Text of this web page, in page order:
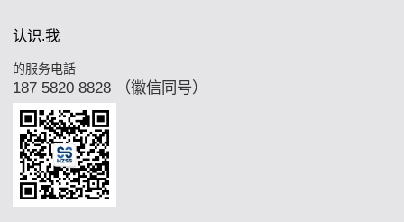
认识.我
的服务电話
187 5820 8828 （徽信同号）